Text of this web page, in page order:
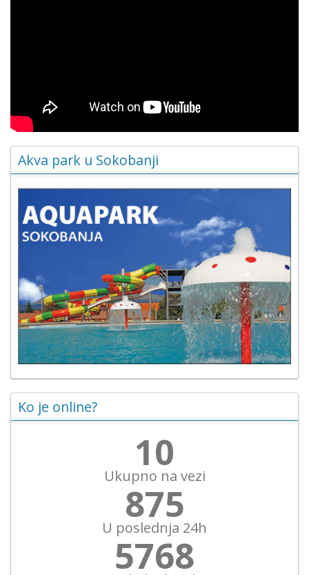
Akva park u Sokobanji
Ko je online?
11
Ukupno na vezi
1010
U poslednja 24h
6655